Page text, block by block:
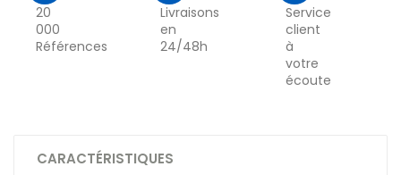
20
000
Références
Livraisons
en
24/48h
Service
client
à
votre
écoute
CARACTÉRISTIQUES